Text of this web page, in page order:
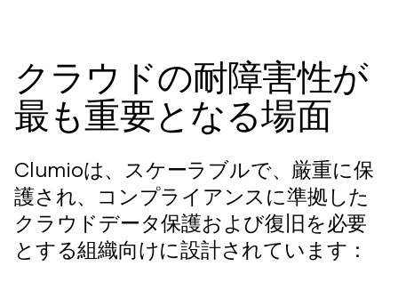
クラウドの耐障害性が
最も重要となる場面
Clumioは、スケーラブルで、厳重に保
護され、コンプライアンスに準拠した
クラウドデータ保護および復旧を必要
とする組織向けに設計されています：